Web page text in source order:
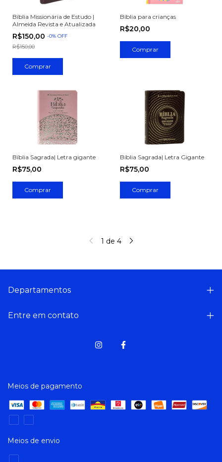
Bíblia Missionária de Estudo |
Almeida Revista e Atualizada
R$150,00 -0% OFF
R$150,00
Bíblia para crianças
R$20,00
Bíblia Sagrada| Letra gigante
R$75,00
Bíblia Sagrada| Letra Gigante
R$75,00
1 de 4
Departamentos
Entre em contato
Meios de pagamento
Meios de envio